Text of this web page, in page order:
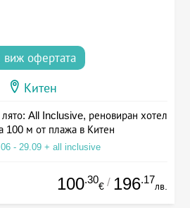
виж офертата
Китен
All Inclusive, реновиран хотел
100 м от плажа в Китен
- 29.09 + all inclusive
100.30
€ / 196.17
лв.